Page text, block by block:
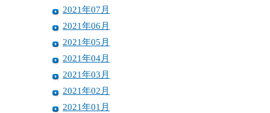
2021年07月
2021年06月
2021年05月
2021年04月
2021年03月
2021年02月
2021年01月